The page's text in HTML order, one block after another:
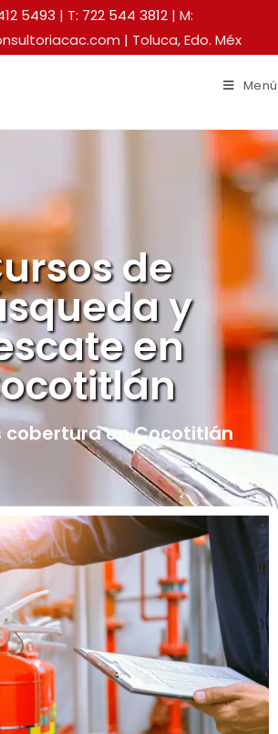
5493 | T: 722 544 3812| M:
| Toluca, Edo. Méx
Menú
de
y
en
cobertura en Cocotitlán